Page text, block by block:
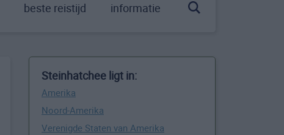
beste reistijd informatie
Steinhatchee ligt in:
Amerika
Noord-Amerika
Verenigde Staten van Amerika